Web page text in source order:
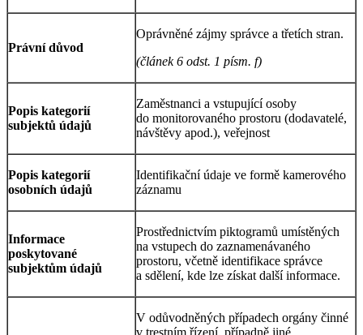
Právní důvod
Oprávněné zájmy správce a třetích stran.
(článek 6 odst. 1 písm. f)
Popis kategorií
subjektů údajů
Zaměstnanci a vstupující osoby
do monitorovaného prostoru (dodavatelé,
návštěvy apod.), veřejnost
Popis kategorií
osobních údajů
Identifikační údaje ve formě kamerového
záznamu
Informace
poskytované
subjektům údajů
Prostřednictvím piktogramů umístěných
na vstupech do zaznamenávaného
prostoru, včetně identifikace správce
a sdělení, kde lze získat další informace.
V odůvodněných případech orgány činné